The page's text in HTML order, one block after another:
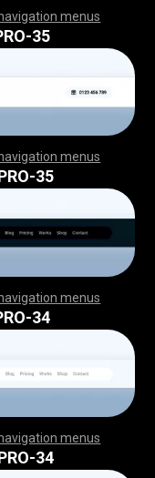
menus
,,,,,,,,,,,,,,,,,,,
,,,,,,,,,,,,,,,,,,,
35
menus
,,,,,,,,,,,,,,,,,,,
,,,,,,,,,,,,,,,,,,,
35
menus
,,,,,,,,,,,,,,,,,,,
,,,,,,,,,,,,,,,,,,,
34
menus
,,,,,,,,,,,,,,,,,,,
,,,,,,,,,,,,,,,,,,,
34